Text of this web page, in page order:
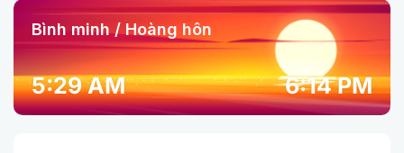
Bình minh / Hoàng hôn
5:29 AM 6:14 PM